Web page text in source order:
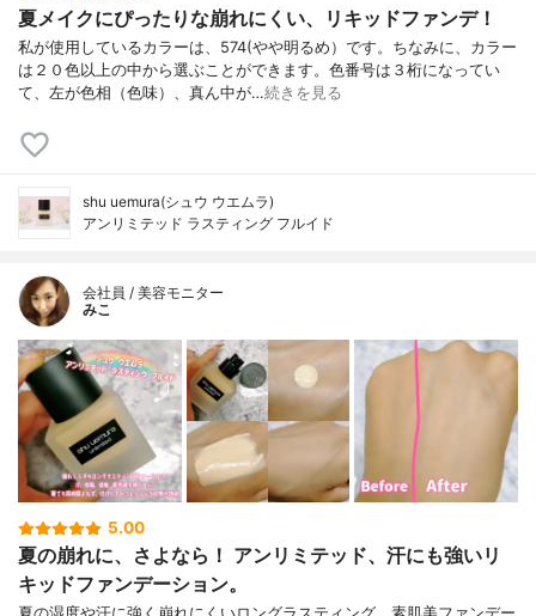
夏メイクにぴったりな崩れにくい、リキッドファンデ！
私が使用しているカラーは、574(やや明るめ）です。ちなみに、カラー
は２０色以上の中から選ぶことができます。色番号は３桁になってい
て、左が色相（色味）、真ん中が…続きを見る
shu uemura(シュウ ウエムラ)
アンリミテッド ラスティング フルイド
会社員 / 美容モニター
みこ
5.00
夏の崩れに、さよなら！ アンリミテッド、汗にも強いリ
キッドファンデーション。